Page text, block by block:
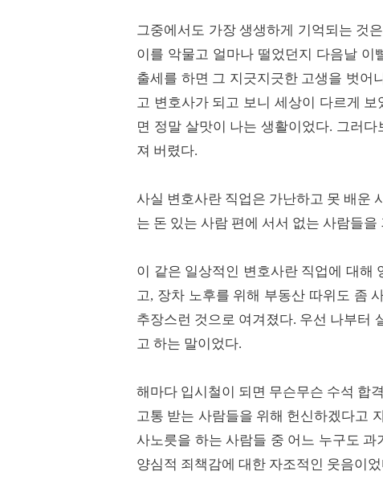
그중에서도 가장 생생하게 기억되는 것
이를 악물고 얼마나 떨었던지 다음날 이
출세를 하면 그 지긋지긋한 고생을 벗어
고 변호사가 되고 보니 세상이 다르게
면 정말 살맛이 나는 생활이었다. 그러
져 버렸다.
사실 변호사란 직업은 가난하고 못 배운
는 돈 있는 사람 편에 서서 없는 사람들
이 같은 일상적인 변호사란 직업에 대해
고, 장차 노후를 위해 부동산 따위도 좀
추장스런 것으로 여겨졌다. 우선 나부터
고 하는 말이었다.
해마다 입시철이 되면 무슨무슨 수석 합
고통 받는 사람들을 위해 헌신하겠다고
사노릇을 하는 사람들 중 어느 누구도
양심적 죄책감에 대한 자조적인 웃음이